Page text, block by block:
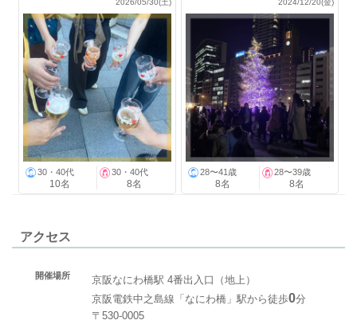
30・40代
10名
30・40代
8名
28〜41歳
8名
28〜39歳
8名
アクセス
開催場所
京阪なにわ橋駅 4番出入口（地上）
京阪電鉄中之島線「なにわ橋」駅から徒歩0分
〒530-0005